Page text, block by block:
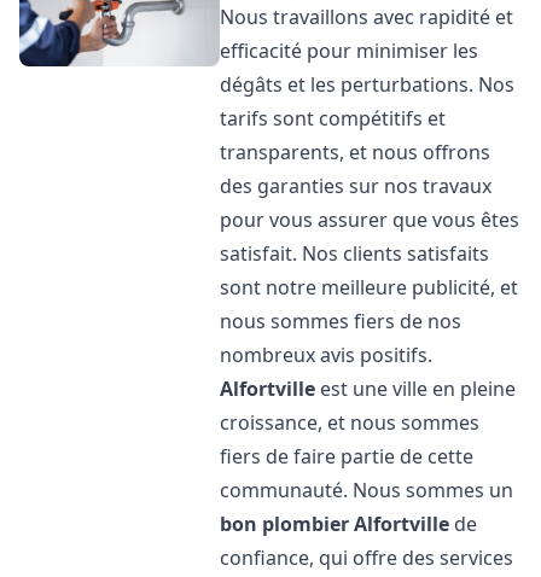
Nous travaillons avec rapidité et
efficacité pour minimiser les
dégâts et les perturbations. Nos
tarifs sont compétitifs et
transparents, et nous offrons
des garanties sur nos travaux
pour vous assurer que vous êtes
satisfait. Nos clients satisfaits
sont notre meilleure publicité, et
nous sommes fiers de nos
nombreux avis positifs.
Alfortville est une ville en pleine
croissance, et nous sommes
fiers de faire partie de cette
communauté. Nous sommes un
bon plombierAlfortville de
confiance, qui offre des services